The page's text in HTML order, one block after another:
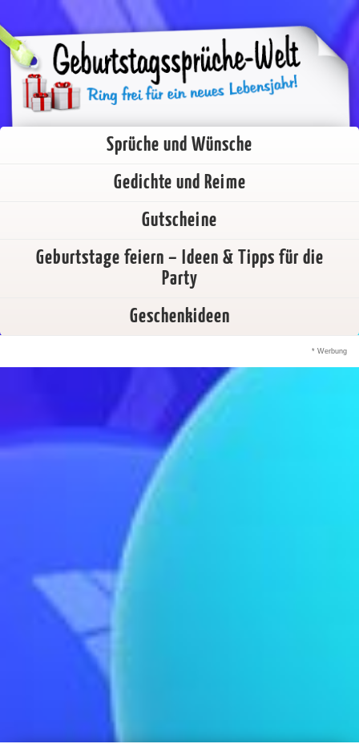
Sprüche und Wünsche
Gedichte und Reime
Gutscheine
Geburtstage feiern – Ideen & Tipps für die
Party
Geschenkideen
* Werbung